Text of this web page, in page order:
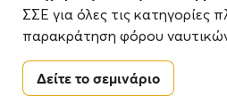
ΣΣΕ για όλες τις κατηγορίες
παρακράτηση φόρου
Δείτε το σεμινάριο